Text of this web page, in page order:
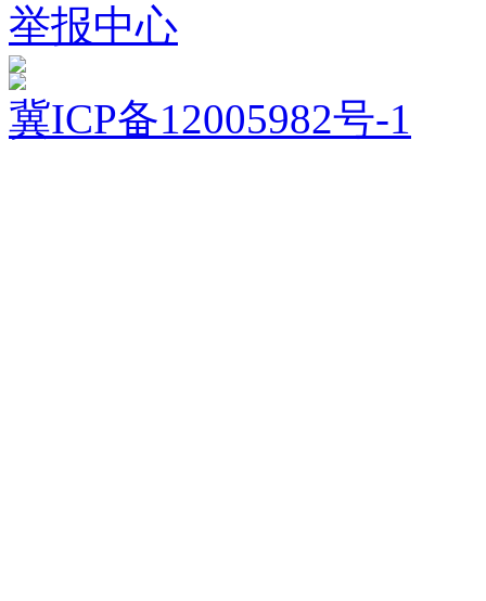
举报中心
冀ICP备12005982号-1